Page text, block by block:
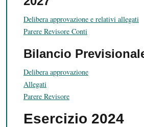
Delibera approvazione e relativi allegati
Parere Revisore Conti
Bilancio
Delibera approvazione
Allegati
Parere Revisore
Esercizio 2024